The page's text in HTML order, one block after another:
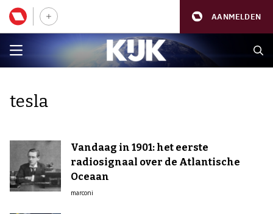
AANMELDEN
tesla
Vandaag in 1901: het eerste
radiosignaal over de Atlantische
Oceaan
marconi